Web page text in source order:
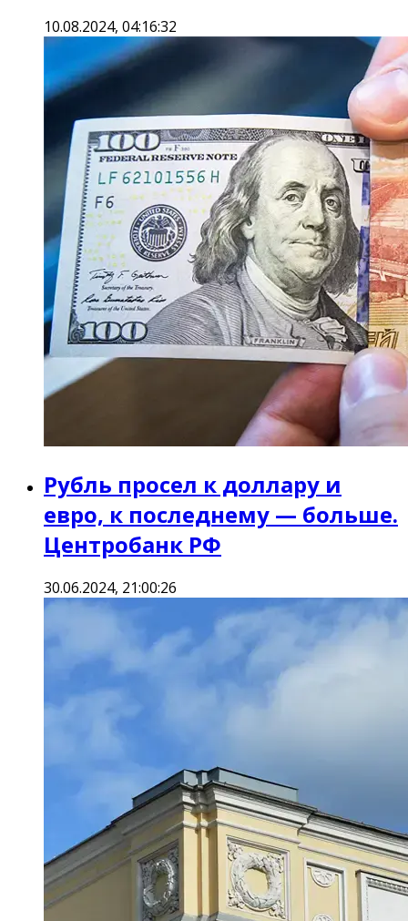
10.08.2024, 04:16:32
Рубль просел к доллару и
евро, к последнему — больше.
Центробанк РФ
30.06.2024, 21:00:26